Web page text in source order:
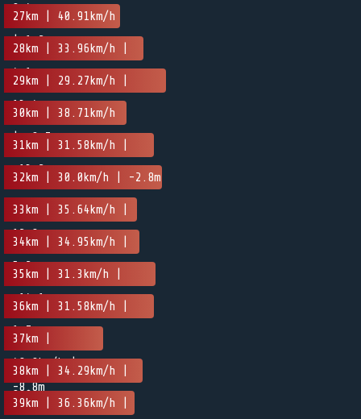
0.4m
27km | 40.91km/h
| 1.2m
28km | 33.96km/h |
4.1m
29km | 29.27km/h |
13.4m
30km | 38.71km/h
| -0.7m
31km | 31.58km/h |
-13.2m
32km | 30.0km/h | -2.8m
33km | 35.64km/h |
12.8m
34km | 34.95km/h |
5.2m
35km | 31.3km/h |
-14.1m
36km | 31.58km/h |
1.7m
37km |
48.0km/h |
-8.8m
38km | 34.29km/h |
0.9m
39km | 36.36km/h |